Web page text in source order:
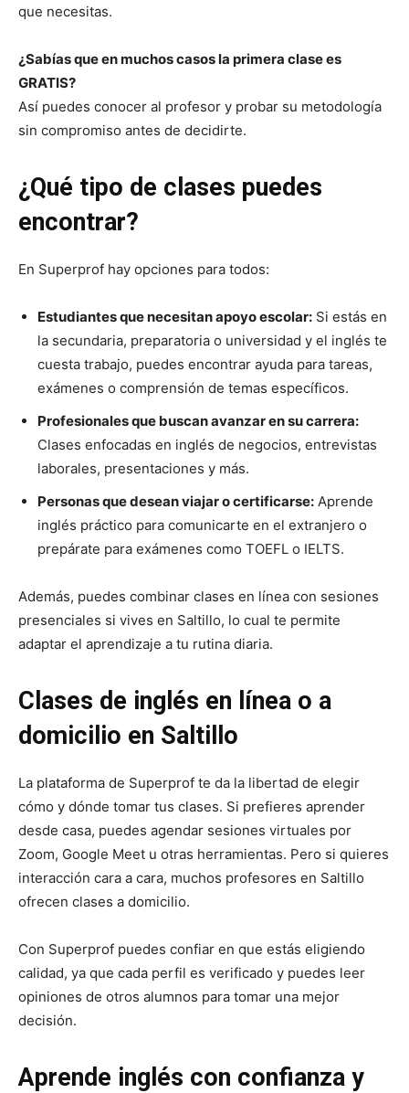
que necesitas.
¿Sabías que en muchos casos la primera clase es
GRATIS?
Así puedes conocer al profesor y probar su metodología
sin compromiso antes de decidirte.
¿Qué tipo de clases puedes
encontrar?
En Superprof hay opciones para todos:
Estudiantes que necesitan apoyo escolar: Si estás en
la secundaria, preparatoria o universidad y el inglés te
cuesta trabajo, puedes encontrar ayuda para tareas,
exámenes o comprensión de temas específicos.
Profesionales que buscan avanzar en su carrera:
Clases enfocadas en inglés de negocios, entrevistas
laborales, presentaciones y más.
Personas que desean viajar o certificarse: Aprende
inglés práctico para comunicarte en el extranjero o
prepárate para exámenes como TOEFL o IELTS.
Además, puedes combinar clases en línea con sesiones
presenciales si vives en Saltillo, lo cual te permite
adaptar el aprendizaje a tu rutina diaria.
Clases de inglés en línea o a
domicilio en Saltillo
La plataforma de Superprof te da la libertad de elegir
cómo y dónde tomar tus clases. Si prefieres aprender
desde casa, puedes agendar sesiones virtuales por
Zoom, Google Meet u otras herramientas. Pero si quieres
interacción cara a cara, muchos profesores en Saltillo
ofrecen clases a domicilio.
Con Superprof puedes confiar en que estás eligiendo
calidad, ya que cada perfil es verificado y puedes leer
opiniones de otros alumnos para tomar una mejor
decisión.
Aprende inglés con confianza y